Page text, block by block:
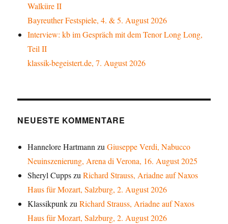
Walküre II
Bayreuther Festspiele, 4. & 5. August 2026
Interview: kb im Gespräch mit dem Tenor Long Long,
Teil II
klassik-begeistert.de, 7. August 2026
NEUESTE KOMMENTARE
Hannelore HartmannzuGiuseppe Verdi, Nabucco
Neuinszenierung, Arena di Verona, 16. August 2025
Sheryl CuppszuRichard Strauss, Ariadne auf Naxos
Haus für Mozart, Salzburg, 2. August 2026
KlassikpunkzuRichard Strauss, Ariadne auf Naxos
Haus für Mozart, Salzburg, 2. August 2026